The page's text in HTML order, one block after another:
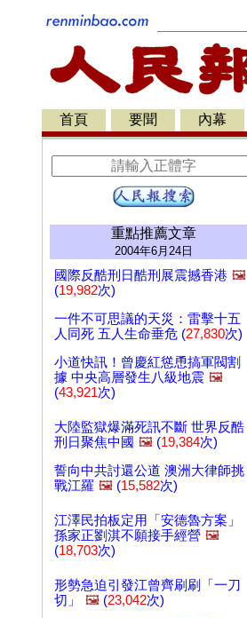
首頁 要聞 內幕
重點推薦文章
2004年6月24日
國際反酷刑日酷刑展震撼香港 🖼️
(19,982次)
一件不可思議的天災：雷擊十五
人同死 五人生命垂危 (27,830次)
小道快訊！曾慶紅慫恿搞軍閥割
據 中央高層發生八級地震 🖼️
(43,921次)
大陸監獄爆滿死訊不斷 世界反酷
刑日聚焦中國 🖼️ (19,384次)
誓向中共討還公道 澳洲大律師挑
戰江羅 🖼️ (15,582次)
江澤民拍板定用「安德魯方案」
孫家正劉淇不願接手經營 🖼️
(18,703次)
形勢急迫引發江曾齊刷刷「一刀
切」
🖼️ (23,042次)